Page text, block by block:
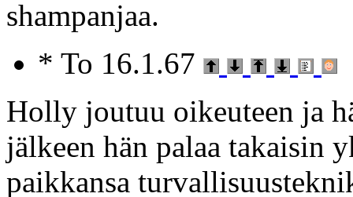
shampanjaa.
* To 16.1.67
Holly joutuu oikeuteen ja
jälkeen hän palaa takaisin
paikkansa